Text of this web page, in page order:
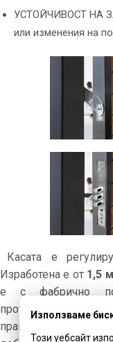
УСТОЙЧИВОСТ НА
или изменения на
Касата е
Изработена е от 1,5
е с фабрично
протежението на
прага, също с
Използваме
Този уебсайт